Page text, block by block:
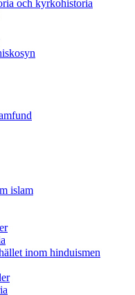
och kyrkohistoria
islam
inom hinduismen